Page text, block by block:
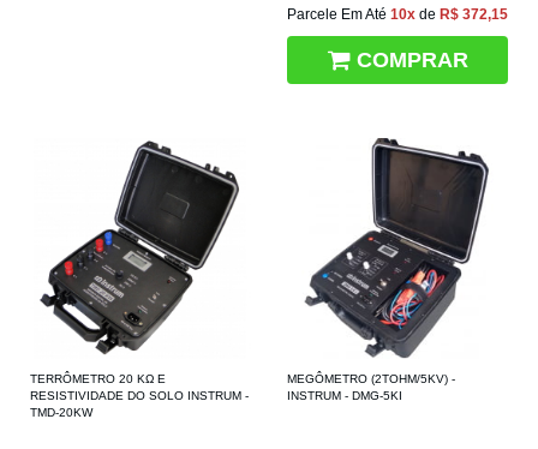
Parcele Em Até 10x de R$ 372,15
COMPRAR
TERRÔMETRO 20 KΩ E
RESISTIVIDADE DO SOLO INSTRUM -
TMD-20KW
MEGÔMETRO (2TOHM/5KV) -
INSTRUM - DMG-5KI